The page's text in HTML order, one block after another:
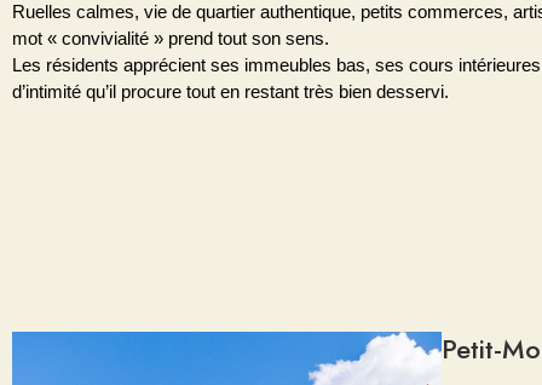
Ruelles calmes, vie de quartier authentique, petits commerces,
mot « convivialité » prend tout son sens.
Les résidents apprécient ses immeubles bas, ses cours
d’intimité qu’il procure tout en restant très bien desservi.
Petit-